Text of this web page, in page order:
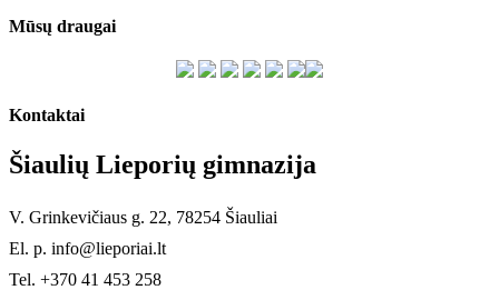
Mūsų draugai
Kontaktai
Šiaulių Lieporių gimnazija
V. Grinkevičiaus g. 22, 78254 Šiauliai
El. p. info@lieporiai.lt
Tel. +370 41 453 258